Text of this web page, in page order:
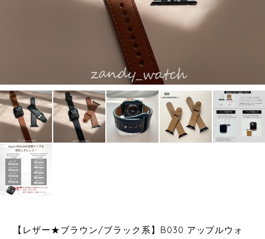
【レザー★ブラウン/ブラック系】B030 アップルウォ